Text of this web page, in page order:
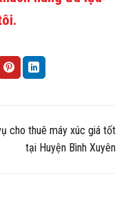
cho thuê máy xúc giá tốt
tại Huyện Bình Xuyên